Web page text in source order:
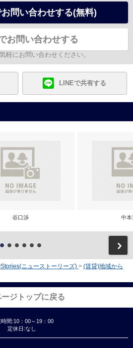
問い合わせする(無料)
お問い合わせする
軽にお問い合わせください。
LINEで共有する
谷口渉 中本
ニューストーリーズ) > (賃貸)地域から
ージトップに戻る
間:10：00～19：00
定休日:なし